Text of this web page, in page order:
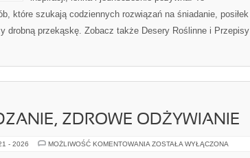
które szukają codziennych rozwiązań na śniadanie, posiłek
drobną przekąskę. Zobacz także Desery Roślinne i Przepisy
ZDROWE ODŻYWIANIE
- 2026 MOŻLIWOŚĆ KOMENTOWANIA DIETA,
ZOSTAŁA WYŁĄCZONA